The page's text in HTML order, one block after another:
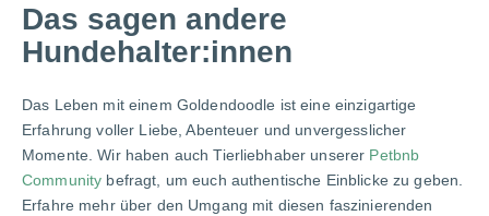
Das sagen andere
Hundehalter:innen
Das Leben mit einem Goldendoodle ist eine einzigartige
Erfahrung voller Liebe, Abenteuer und unvergesslicher
Momente. Wir haben auch Tierliebhaber unserer Petbnb
Community befragt, um euch authentische Einblicke zu geben.
Erfahre mehr über den Umgang mit diesen faszinierenden